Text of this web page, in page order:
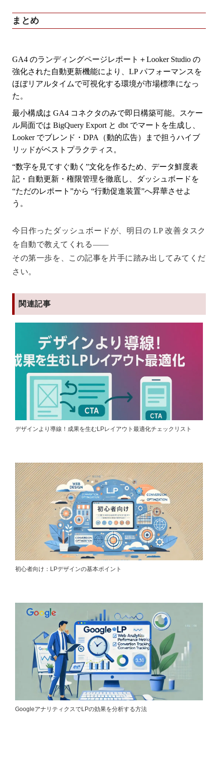
まとめ
GA4 のランディングページレポート＋Looker Studio の
強化された自動更新機能により、LP パフォーマンスを
ほぼリアルタイムで可視化する環境が市場標準になっ
た。
最小構成は GA4 コネクタのみで即日構築可能。スケー
ル局面では BigQuery Export と dbt でマートを生成し、
Looker でブレンド・DPA（動的広告）まで担うハイブ
リッドがベストプラクティス。
“数字を見てすぐ動く”文化を作るため、 データ鮮度表
記・自動更新・権限管理を徹底し、ダッシュボードを
“ただのレポート”から “行動促進装置”へ昇華させよ
う。
今日作ったダッシュボードが、明日の LP 改善タスク
を自動で教えてくれる――
その第一歩を、この記事を片手に踏み出してみてくだ
さい。
関連記事
デザインより導線！成果を生むLPレイアウト最適化チェックリスト
初心者向け：LPデザインの基本ポイント
GoogleアナリティクスでLPの効果を分析する方法